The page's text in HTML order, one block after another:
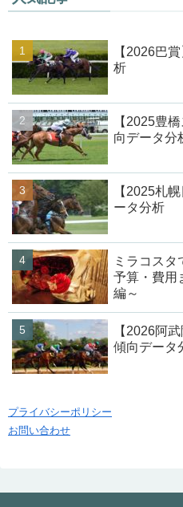
【2026巴
析
【2025豊
向データ分
【2025札
ータ分析
ミラコスタ
予算・費用
編～
【2026阿
傾向データ
プライバシーポリシー
お問い合わせ